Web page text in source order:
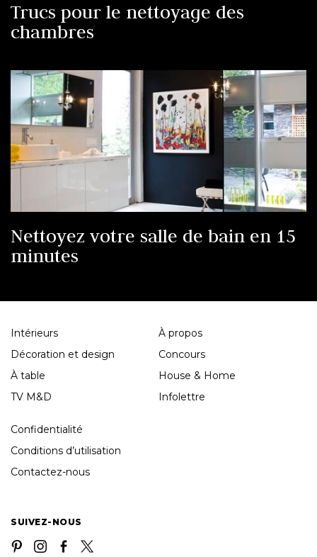
Trucs pour le nettoyage des
chambres
Nettoyez votre salle de bain en 15
minutes
Intérieurs
Décoration et design
À table
TV M&D
À propos
Concours
House & Home
Infolettre
Confidentialité
Conditions d’utilisation
Contactez-nous
SUIVEZ-NOUS